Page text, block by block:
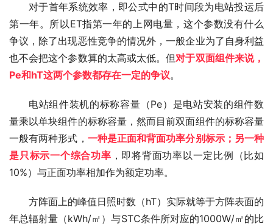
对于首年系统效率，即公式中的T时间段为电站投运后
第一年。所以ET指第一年的上网电量，这个参数没有什么
争议，除了出现恶性竞争的情况外，一般企业为了自身利益
也不会把这个参数算的太高或太低。但对于双面组件来说，
Pe和hT这两个参数都存在一定的争议。
电站组件装机的标称容量（Pe）是电站安装的组件数
量乘以单块组件的标称容量，然而目前双面组件的标称容量
一般有两种形式， 一种是正面和背面功率分别标示；另一种
是只标示一个综合功率 ，即将背面功率以一定比例（比如
10%）与正面功率相加作为额定功率。
方阵面上的峰值日照时数（hT）实际就等于方阵表面的
年总辐射量（kWh/㎡）与STC条件所对应的1000W/㎡的比